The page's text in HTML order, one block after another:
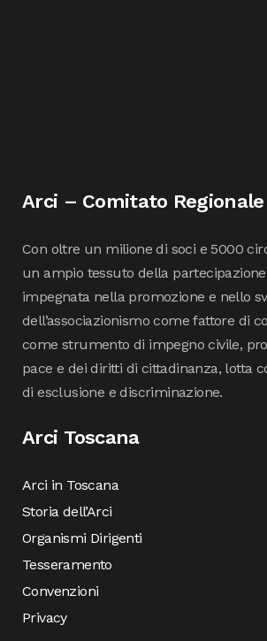
Arci – Comitato Regionale
Con oltre un milione di soci e 5000
un ampio tessuto della partecipazione
impegnata nella promozione e nello
dell’associazionismo come fattore di
come strumento di impegno civile,
pace e dei diritti di cittadinanza, lotta
di esclusione e discriminazione.
Arci Toscana
Arci in Toscana
Storia dell’Arci
Organismi Dirigenti
Tesseramento
Convenzioni
Privacy